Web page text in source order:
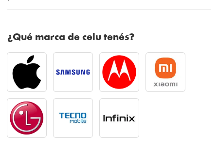
¿Qué marca de celu tenés?